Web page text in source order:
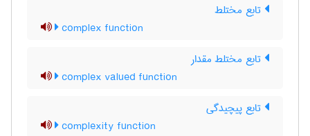
تابع مختلط
complex function
تابع مختلط مقدار
complex valued function
تابع پیچیدگی
complexity function